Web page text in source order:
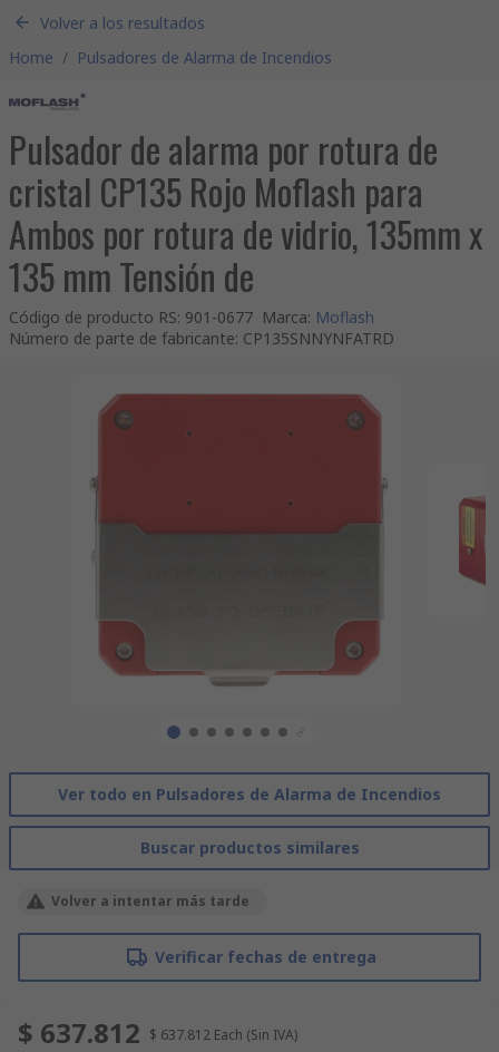
Volver a los resultados
Home / Pulsadores de Alarma de Incendios
Pulsador de alarma por rotura de
cristal CP135 Rojo Moflash para
Ambos por rotura de vidrio, 135mm x
135 mm Tensión de
Código de producto RS: 901-0677 Marca: Moflash
Número de parte de fabricante: CP135SNNYNFATRD
Ver todo en Pulsadores de Alarma de Incendios
Buscar productos similares
Volver a intentar más tarde
Verificar fechas de entrega
$ 637.812 $ 637.812 Each (Sin IVA)